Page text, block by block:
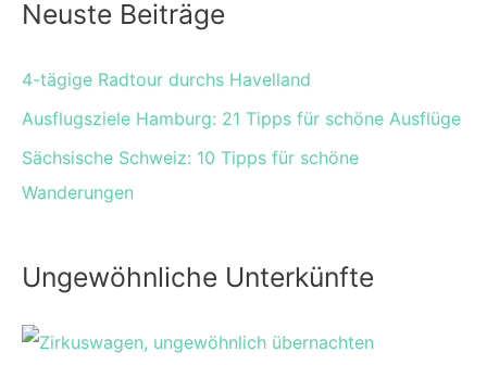
Neuste Beiträge
4-tägige Radtour durchs Havelland
Ausflugsziele Hamburg: 21 Tipps für schöne Ausflüge
Sächsische Schweiz: 10 Tipps für schöne
Wanderungen
Ungewöhnliche Unterkünfte